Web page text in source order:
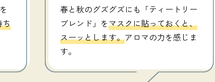
ち
春と秋のグズグズにも「ティートリー
ブレンド」をマスクに貼っておくと、
スーッとします。アロマの力を感じま
す。